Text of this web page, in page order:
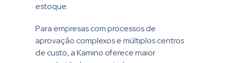
estoque.
Para empresas com processos de
aprovação complexos e múltiplos centros
de custo, a Kamino oferece maior